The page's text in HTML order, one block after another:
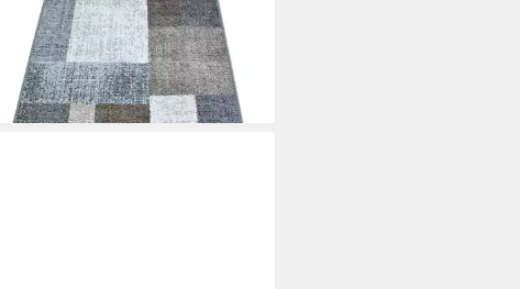
ab 17,99 € 33,99 €
lieferbar - in 4-5 Werktagen bei dir